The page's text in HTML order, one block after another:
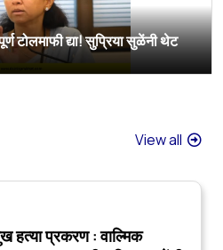
टोलमाफी द्या! सुप्रिया सुळेंनी थेट
View all
प्रकरण : वाल्मिक